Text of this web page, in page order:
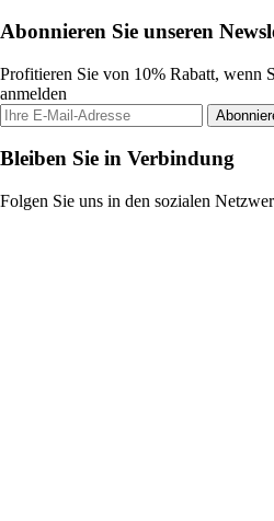
Abonnieren Sie unseren
Profitieren Sie von 10% Rabatt, wenn
anmelden
Bleiben Sie in Verbindung
Folgen Sie uns in den sozialen